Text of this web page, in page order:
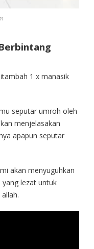
1 x manasik
seputar umroh oleh
menjelasakan
apapun seputar
akan menyuguhkan
lezat untuk